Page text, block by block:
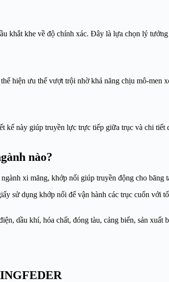
khắt khe về độ chính xác. Đây là lựa chọn lý
hiện ưu thế vượt trội nhờ khả năng chịu mô-men
này giúp truyền lực trực tiếp giữa trục và chi tiết
nào?
xi măng, khớp nối giúp truyền động cho băng
sử dụng khớp nối để vận hành các trục cuốn với
dầu khí, hóa chất, đóng tàu, cảng biển, sản xuất